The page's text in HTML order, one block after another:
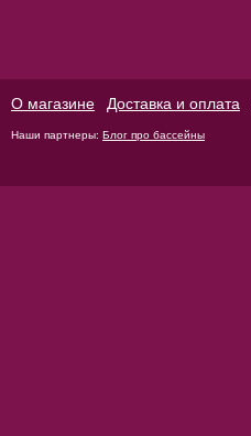
О магазине Доставка и оплата
Наши партнеры: Блог про бассейны